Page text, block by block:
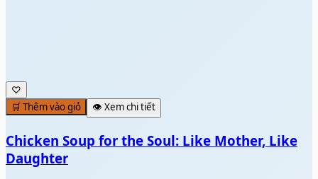
♡
🛒 Thêm vào giỏ
👁️ Xem chi tiết
Chicken Soup for the Soul: Like Mother, Like
Daughter